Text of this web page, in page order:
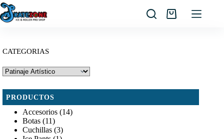
Saltar
al
contenido
Carro
CATEGORIAS
PRODUCTOS
Accesorios (14)
Botas (11)
Cuchillas (3)